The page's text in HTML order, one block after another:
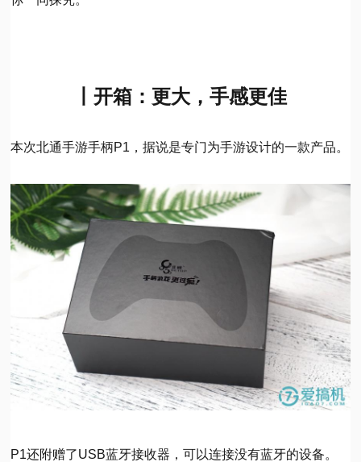
丨开箱：更大，手感更佳
本次北通手游手柄P1，据说是专门为手游设计的一款产品。
P1还附赠了USB蓝牙接收器，可以连接没有蓝牙的设备。